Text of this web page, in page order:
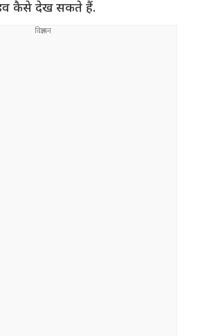
कैसे देख सकते हैं.